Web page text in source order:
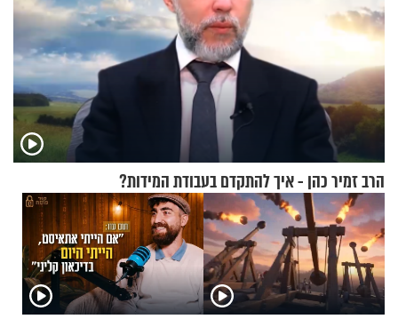
הרב זמיר כהן - איך להתקדם בעבודת המידות?